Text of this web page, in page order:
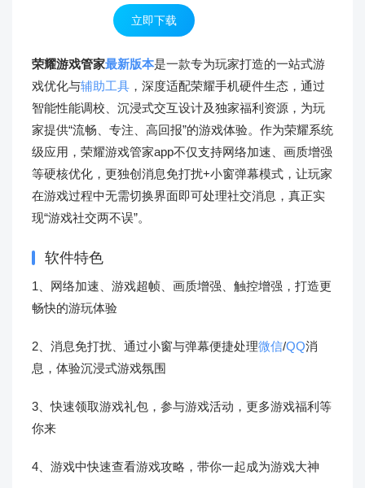
立即下载
荣耀游戏管家最新版本是一款专为玩家打造的一站式游
戏优化与辅助工具 ，深度适配荣耀手机硬件生态，通过
智能性能调校、沉浸式交互设计及独家福利资源，为玩
家提供“流畅、专注、高回报”的游戏体验。作为荣耀系统
级应用，荣耀游戏管家app不仅支持网络加速、画质增强
等硬核优化，更独创消息免打扰+小窗弹幕模式，让玩家
在游戏过程中无需切换界面即可处理社交消息，真正实
现“游戏社交两不误”。
软件特色
1、网络加速、游戏超帧、画质增强、触控增强，打造更
畅快的游玩体验
2、消息免打扰、通过小窗与弹幕便捷处理微信/QQ消
息，体验沉浸式游戏氛围
3、快速领取游戏礼包，参与游戏活动，更多游戏福利等
你来
4、游戏中快速查看游戏攻略，带你一起成为游戏大神